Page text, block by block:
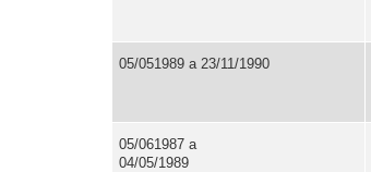
05/051989 a 23/11/1990
05/061987 a
04/05/1989